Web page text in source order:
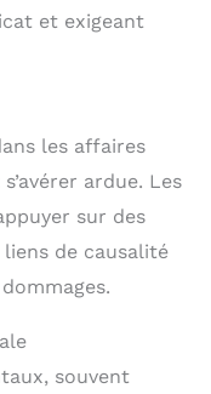
et exigeant
les affaires
ardue. Les
sur des
de causalité
souvent